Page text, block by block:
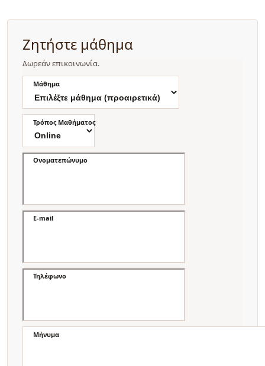
Ζητήστε μάθημα
Δωρεάν επικοινωνία.
Μάθημα
Τρόπος Μαθήματος
Ονοματεπώνυμο
E-mail
Τηλέφωνο
Μήνυμα